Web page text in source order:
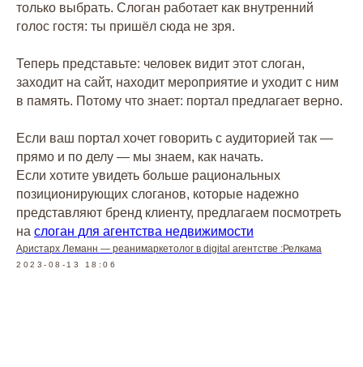
только выбрать. Слоган работает как внутренний
голос гостя: ты пришёл сюда не зря.
Теперь представьте: человек видит этот слоган,
заходит на сайт, находит мероприятие и уходит с ним
в память. Потому что знает: портал предлагает верно.
Если ваш портал хочет говорить с аудиторией так —
прямо и по делу — мы знаем, как начать.
Если хотите увидеть больше рациональных
позиционирующих слоганов, которые надежно
представляют бренд клиенту, предлагаем посмотреть
на слоган для агентства недвижимости
Аристарх Леманн — реанимаркетолог в digital агентстве :Релкама
2023-08-13 18:06